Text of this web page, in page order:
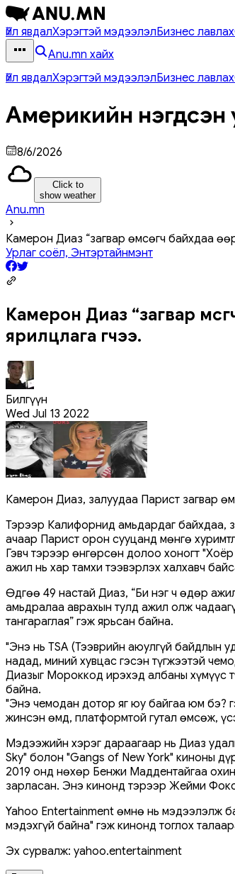
Үйл явдалХэрэгтэй мэдээлэлБизнес лавлах
Anu.mn хайх
Үйл явдалХэрэгтэй мэдээлэлБизнес лавлах
Америкийн нэгдсэн
8/6/2026
Click to
show weather
Anu.mn
Камерон Диаз “загвар өмсөгч байхдаа
Урлаг соёл, Энтэртайнмэнт
Камерон Диаз “загвар
ярилцлага өгчээ.
Билгүүн
Wed Jul 13 2022
Камерон Диаз, залуудаа Парист загвар
Тэрээр Калифорнид амьдардаг байхдаа,
ачаар Парист орон сууцанд мөнгө
Гэвч тэрээр өнгөрсөн долоо хоногт
ажил нь хар тамхи тээвэрлэх халхавч
Өдгөө 49 настай Диаз, “Би нэг ч өдөр
амьдралаа аврахын тулд ажил олж
тангараглая” гэж ярьсан байна.
"Энэ нь TSA (Тээврийн аюулгүй байдлын
надад, миний хувцас гэсэн түгжээтэй
Диазыг Мороккод ирэхэд албаны хүмүүс
байна.
"Энэ чемодан дотор яг юу байгаа юм бэ?
жинсэн өмд, платформтой гутал өмсөж,
Мэдээжийн хэрэг дараагаар нь Диаз
Sky" болон "Gangs of New York" киноны
2019 онд нөхөр Бенжи Маддентайгаа
зарласан. Энэ кинонд тэрээр Жейми
Yahoo Entertainment өмнө нь мэдээлэлж
мэдэхгүй байна" гэж кинонд тоглох
Эх сурвалж: yahoo.entertainment